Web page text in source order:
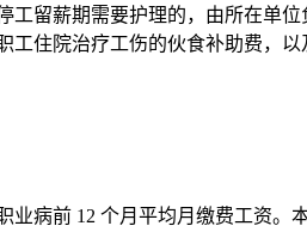
工留薪期需要护理的，由所在单
工住院治疗工伤的伙食补助费，
病前 12 个月平均月缴费工资。